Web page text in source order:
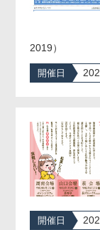
2019）
開催日
開催日